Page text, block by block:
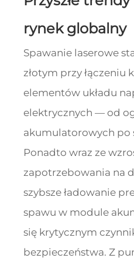
rynek globalny
Spawanie laserowe
złotym przy łączeniu
elementów układu
elektrycznych — od
akumulatorowych po
Ponadto wraz ze
zapotrzebowania na
szybsze ładowanie
spawu w module
się krytycznym
bezpieczeństwa. Z